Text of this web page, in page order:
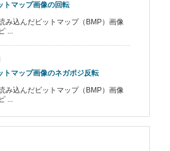
トマップ画像の回転
み込んだビットマップ（BMP）画像
...
トマップ画像のネガポジ反転
み込んだビットマップ（BMP）画像
...